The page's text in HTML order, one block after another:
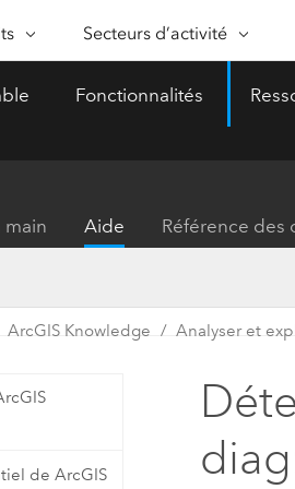
Online
de cartographie SaaS
SIG leader du marché
Secteurs d’activité
SECTEURS D’ACTIVITÉ
Protection de
Fournisseurs d’énergie
Santé et services à la
Administrations nationales
Fonctionnalités
main Aide Référence des
ArcGIS Knowledge Analyser et
de ArcGIS